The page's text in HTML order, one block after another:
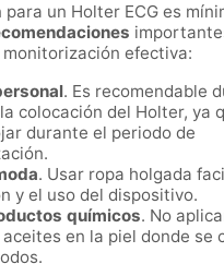
un Holter ECG es
efectiva:
. Es recomendable
colocación del Holter, ya
durante el periodo de
. Usar ropa holgada
y el uso del dispositivo.
químicos. No
en la piel donde se